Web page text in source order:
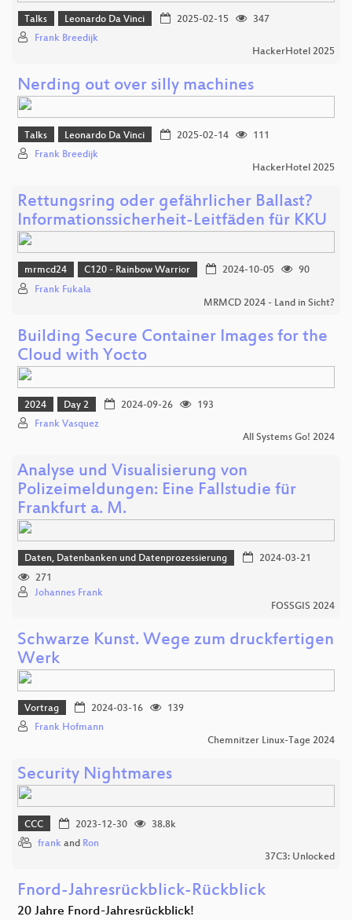
Talks Leonardo Da Vinci 2025-02-15
347
Frank Breedijk
HackerHotel 2025
Nerding out over silly machines
Talks Leonardo Da Vinci 2025-02-14
111
Frank Breedijk
HackerHotel 2025
Rettungsring oder gefährlicher Ballast?
Informationssicherheit-Leitfäden für KKU
mrmcd24 C120 - Rainbow Warrior 2024-10-05
90
Frank Fukala
MRMCD 2024 - Land in Sicht?
Building Secure Container Images for the
Cloud with Yocto
2024 Day 2 2024-09-26
193
Frank Vasquez
All Systems Go! 2024
Analyse und Visualisierung von
Polizeimeldungen: Eine Fallstudie für
Frankfurt a. M.
Daten, Datenbanken und Datenprozessierung
2024-03-21
271
Johannes Frank
FOSSGIS 2024
Schwarze Kunst. Wege zum druckfertigen
Werk
Vortrag 2024-03-16
139
Frank Hofmann
Chemnitzer Linux-Tage 2024
Security Nightmares
CCC 2023-12-30
38.8k
frank and Ron
37C3: Unlocked
Fnord-Jahresrückblick-Rückblick
20 Jahre Fnord-Jahresrückblick!